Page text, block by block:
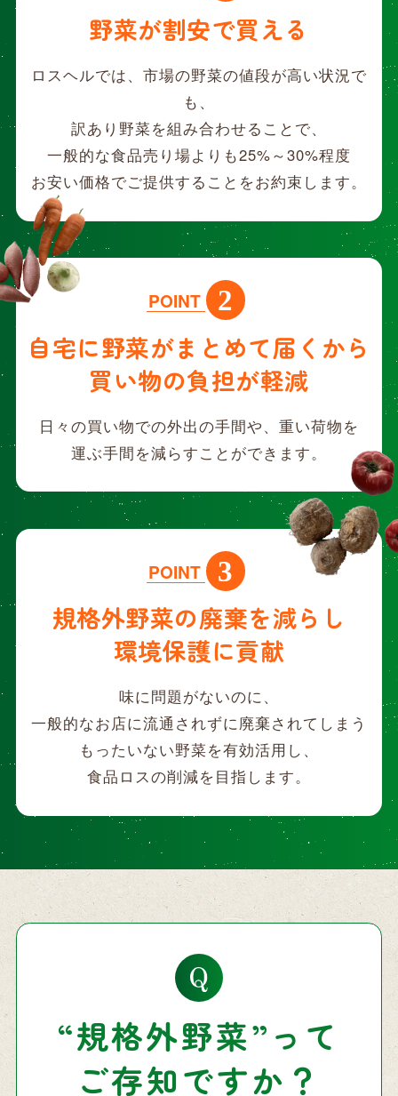
野菜が割安で買える
ロスヘルでは、市場の野菜の値段が高い状況で
も、
訳あり野菜を組み合わせることで、
一般的な食品売り場よりも25%～30%程度
お安い価格でご提供することをお約束します。
POINT 2
自宅に野菜がまとめて届くから
買い物の負担が軽減
日々の買い物での外出の手間や、重い荷物を
運ぶ手間を減らすことができます。
POINT 3
規格外野菜の廃棄を減らし
環境保護に貢献
味に問題がないのに、
一般的なお店に流通されずに廃棄されてしまう
もったいない野菜を有効活用し、
食品ロスの削減を目指します。
“規格外野菜”って
ご存知ですか？